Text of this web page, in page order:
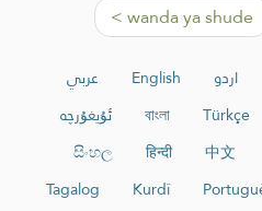
< wanda ya shude
عربي English اردو
ئۇيغۇرچە
বাংলা Türkçe
සිංහල
हिन्दी 中文
Tagalog
Kurdî